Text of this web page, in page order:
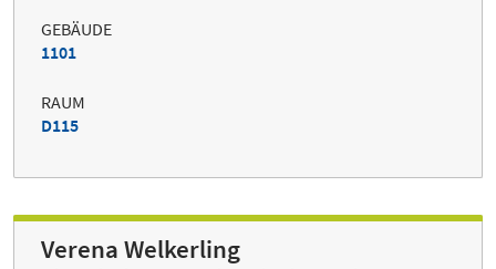
GEBÄUDE
1101
RAUM
D115
Verena Welkerling